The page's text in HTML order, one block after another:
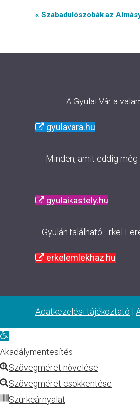
Event
« Szabadulószobák az
A Gyulai Vár a
gyulavara.hu
Minden, amit eddig
gyulaikastely.hu
Gyulán található Erkel
erkelemlekhaz.hu
Adatkezelési tájékoztató |
Eszköztár
megnyitása
Akadálymentesítés
Szövegméret növelése
Szövegméret csökkentése
Szürkeárnyalat